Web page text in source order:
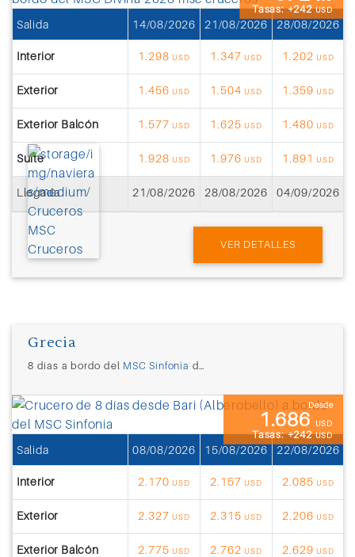
Tasas: +242USD
Salida 14/08/2026 21/08/2026 28/08/2026
Interior 1.298 USD 1.347 USD 1.202 USD
Exterior 1.456 USD 1.504 USD 1.359 USD
Exterior Balcón 1.577 USD 1.625 USD 1.480 USD
Suite 1.928 USD 1.976 USD 1.891 USD
Llegada 21/08/2026 28/08/2026 04/09/2026
VER DETALLES
Grecia
8 días a bordo del MSC Sinfonia desde
Desde
1.686 USD
Tasas: +242USD
Salida 08/08/2026 15/08/2026 22/08/2026
Interior 2.170 USD 2.157 USD 2.085 USD
Exterior 2.327 USD 2.315 USD 2.206 USD
Exterior Balcón 2.775 USD 2.762 USD 2.629 USD